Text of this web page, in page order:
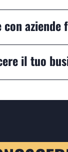
con
il tuo